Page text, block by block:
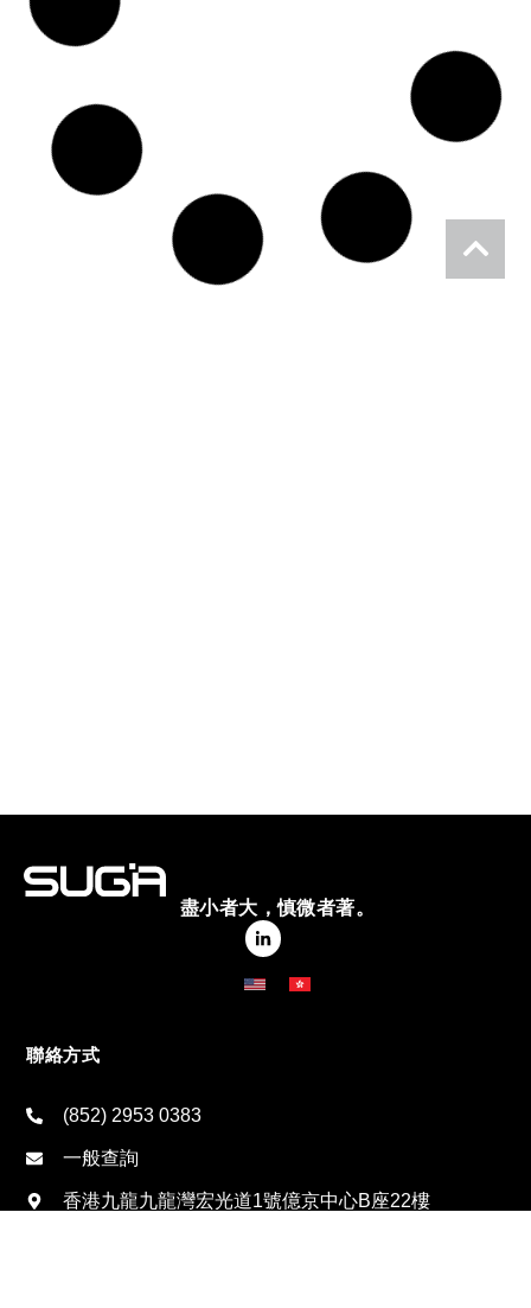
盡小者大，慎微者著。
聯絡方式
(852) 2953 0383
一般查詢
香港九龍九龍灣宏光道1號億京中心B座22樓